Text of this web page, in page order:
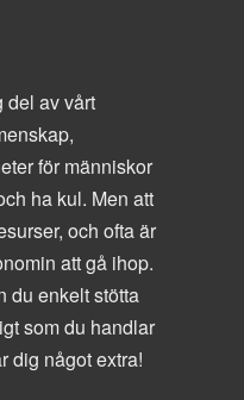
del av vårt
för människor
ha kul. Men att
och ofta är
att gå ihop.
du enkelt stötta
som du handlar
dig något extra!